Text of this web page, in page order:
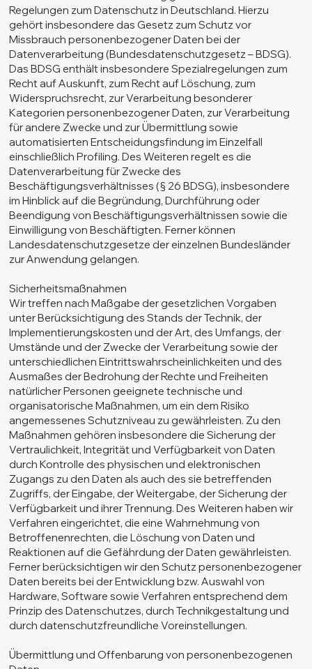
Regelungen zum Datenschutz in Deutschland. Hierzu
gehört insbesondere das Gesetz zum Schutz vor
Missbrauch personenbezogener Daten bei der
Datenverarbeitung (Bundesdatenschutzgesetz – BDSG).
Das BDSG enthält insbesondere Spezialregelungen zum
Recht auf Auskunft, zum Recht auf Löschung, zum
Widerspruchsrecht, zur Verarbeitung besonderer
Kategorien personenbezogener Daten, zur Verarbeitung
für andere Zwecke und zur Übermittlung sowie
automatisierten Entscheidungsfindung im Einzelfall
einschließlich Profiling. Des Weiteren regelt es die
Datenverarbeitung für Zwecke des
Beschäftigungsverhältnisses (§ 26 BDSG), insbesondere
im Hinblick auf die Begründung, Durchführung oder
Beendigung von Beschäftigungsverhältnissen sowie die
Einwilligung von Beschäftigten. Ferner können
Landesdatenschutzgesetze der einzelnen Bundesländer
zur Anwendung gelangen.
Sicherheitsmaßnahmen
Wir treffen nach Maßgabe der gesetzlichen Vorgaben
unter Berücksichtigung des Stands der Technik, der
Implementierungskosten und der Art, des Umfangs, der
Umstände und der Zwecke der Verarbeitung sowie der
unterschiedlichen Eintrittswahrscheinlichkeiten und des
Ausmaßes der Bedrohung der Rechte und Freiheiten
natürlicher Personen geeignete technische und
organisatorische Maßnahmen, um ein dem Risiko
angemessenes Schutzniveau zu gewährleisten. Zu den
Maßnahmen gehören insbesondere die Sicherung der
Vertraulichkeit, Integrität und Verfügbarkeit von Daten
durch Kontrolle des physischen und elektronischen
Zugangs zu den Daten als auch des sie betreffenden
Zugriffs, der Eingabe, der Weitergabe, der Sicherung der
Verfügbarkeit und ihrer Trennung. Des Weiteren haben wir
Verfahren eingerichtet, die eine Wahrnehmung von
Betroffenenrechten, die Löschung von Daten und
Reaktionen auf die Gefährdung der Daten gewährleisten.
Ferner berücksichtigen wir den Schutz personenbezogener
Daten bereits bei der Entwicklung bzw. Auswahl von
Hardware, Software sowie Verfahren entsprechend dem
Prinzip des Datenschutzes, durch Technikgestaltung und
durch datenschutzfreundliche Voreinstellungen.
Übermittlung und Offenbarung von personenbezogenen